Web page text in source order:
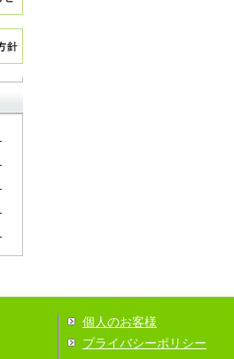
個人のお客様
プライバシーポリシー